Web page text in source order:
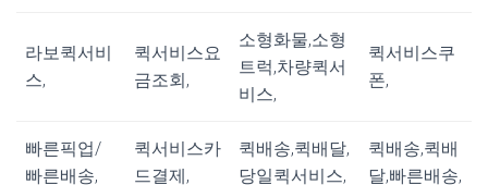
라보퀵서비
스,
퀵서비스요
금조회,
소형화물,소형
트럭,차량퀵서
비스,
퀵서비스쿠
폰,
빠른픽업/
빠른배송,
퀵서비스카
드결제,
퀵배송,퀵배달,
당일퀵서비스,
퀵배송,퀵배
달,빠른배송,